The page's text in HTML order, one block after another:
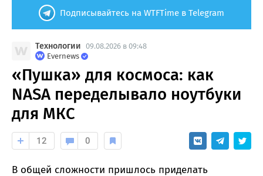
Подписывайтесь на WTFTime в Telegram
Технологии 09.08.2026 в 09:48
Evernews
«Пушка» для космоса: как
NASA переделывало ноутбуки
для МКС
12 0
В общей сложности пришлось приделать